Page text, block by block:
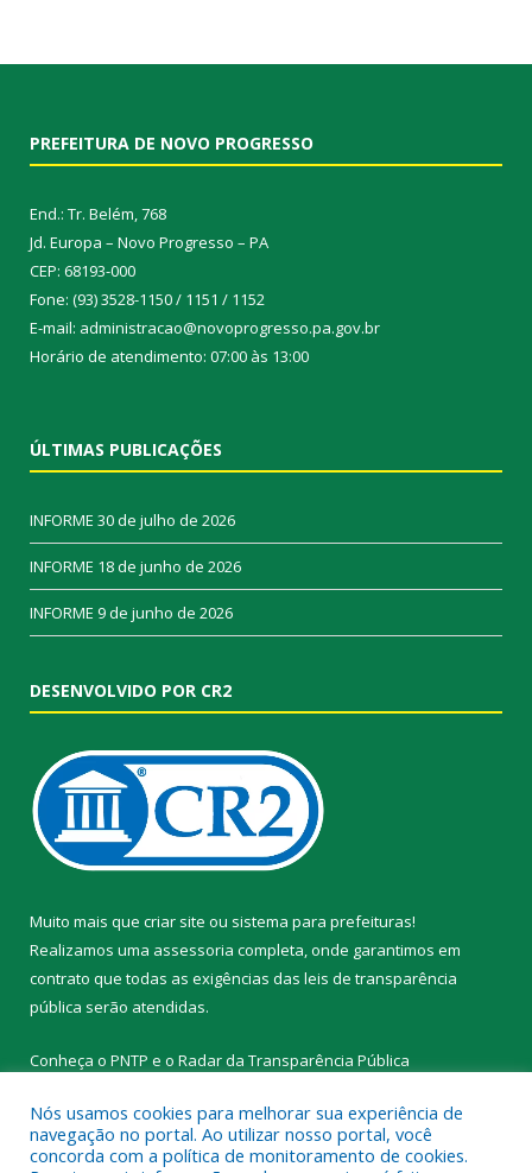
PREFEITURA DE NOVO PROGRESSO
End.: Tr. Belém, 768
Jd. Europa – Novo Progresso – PA
CEP: 68193-000
Fone: (93) 3528-1150 / 1151 / 1152
E-mail: administracao@novoprogresso.pa.gov.br
Horário de atendimento: 07:00 às 13:00
ÚLTIMAS PUBLICAÇÕES
INFORME 30 de julho de 2026
INFORME 18 de junho de 2026
INFORME 9 de junho de 2026
DESENVOLVIDO POR CR2
Muito mais que criar site ou sistema para prefeituras!
Realizamos uma assessoria completa, onde garantimos em
contrato que todas as exigências das leis de transparência
pública serão atendidas.
Conheça o PNTP e o Radar da Transparência Pública
Nós usamos cookies para melhorar sua experiência de
navegação no portal. Ao utilizar nosso portal, você
concorda com a política de monitoramento de cookies.